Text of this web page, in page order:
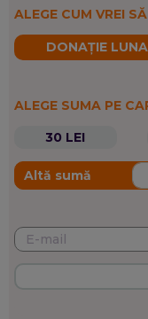
ALEGE CUM VREI
DONAȚIE
ALEGE SUMA PE
30 LEI
Altă sumă